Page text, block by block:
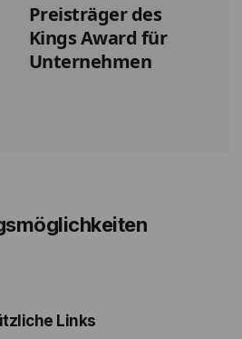
Preisträger des
Kings Award für
Unternehmen
Links